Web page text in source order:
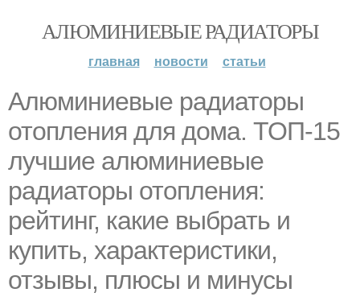
АЛЮМИНИЕВЫЕ РАДИАТОРЫ
главная новости статьи
Алюминиевые радиаторы
отопления для дома. ТОП-15
лучшие алюминиевые
радиаторы отопления:
рейтинг, какие выбрать и
купить, характеристики,
отзывы, плюсы и минусы